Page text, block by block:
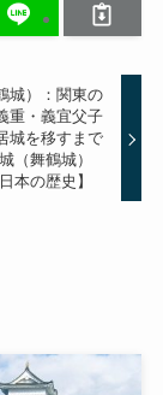
城）：関東の
重・義宜父子
城を移すまで
（舞鶴城）
本の歴史】